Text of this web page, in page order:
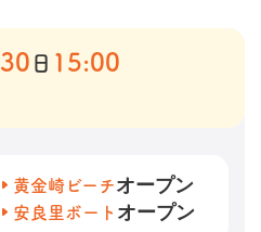
30 日 15:00
黄金崎ビーチオープン
安良里ボート オープン